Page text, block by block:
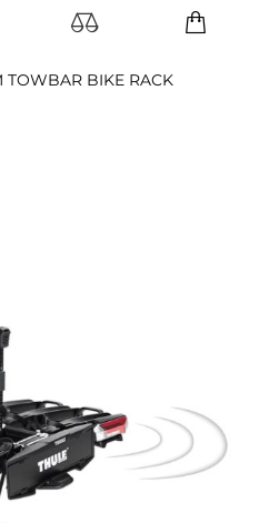
TOWBAR BIKE RACK